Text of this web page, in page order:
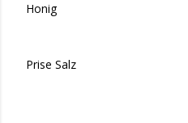
Honig
Prise Salz